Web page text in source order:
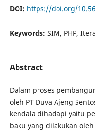
DOI: https://doi.org/
Keywords: SIM, PHP,
Abstract
Dalam proses
oleh PT Duva Ajeng
kendala dihadapi yaitu
baku yang dilakukan